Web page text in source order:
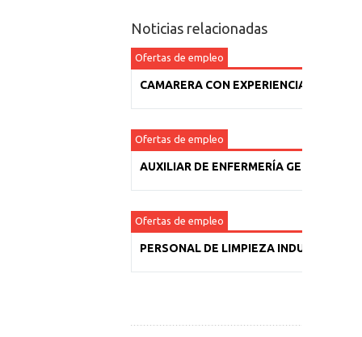
Noticias relacionadas
Ofertas de empleo
CAMARERA CON EXPERIENCIA
Ofertas de empleo
AUXILIAR DE ENFERMERÍA GERIÁTRICA
Ofertas de empleo
PERSONAL DE LIMPIEZA INDUSTRIAL